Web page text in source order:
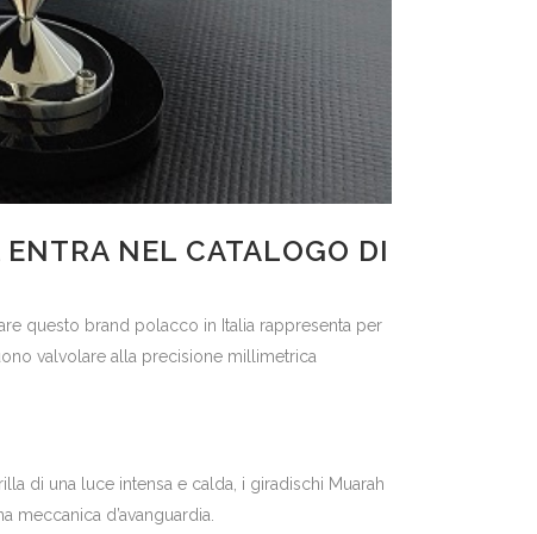
NEL CATALOGO DI
questo brand polacco in Italia rappresenta per
valvolare alla precisione millimetrica
di una luce intensa e calda, i giradischi Muarah
d’avanguardia.